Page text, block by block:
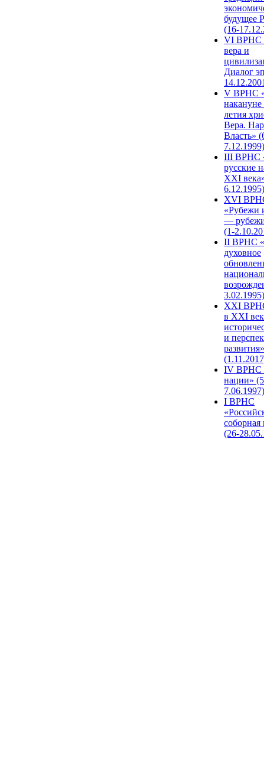
будущее
(16-
VI ВРНС
вера и
Диалог
V ВРНС
накануне
летия
Вера.
Власть»
7.12.1999)
III ВРНС
русские
XXI
6.12.1995)
XVI
«Рубежи
—
(1-
II ВРНС
духовное
3.02.1995)
XХI
в XXI
и
развития»
IV ВРНС
нации»
7.06.1997)
I ВРНС
(26-